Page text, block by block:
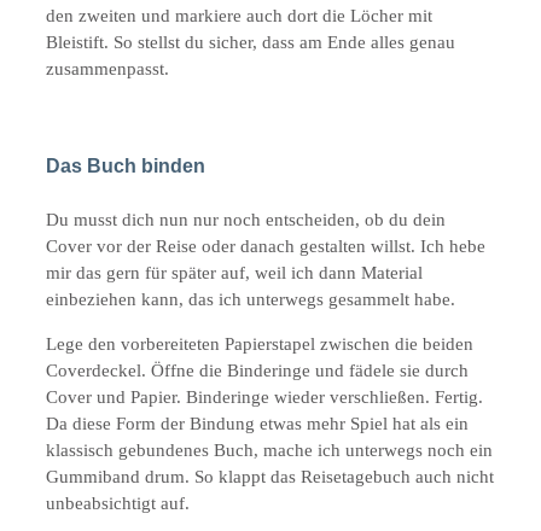
den zweiten und markiere auch dort die Löcher mit
Bleistift. So stellst du sicher, dass am Ende alles genau
zusammenpasst.
Das Buch binden
Du musst dich nun nur noch entscheiden, ob du dein
Cover vor der Reise oder danach gestalten willst. Ich hebe
mir das gern für später auf, weil ich dann Material
einbeziehen kann, das ich unterwegs gesammelt habe.
Lege den vorbereiteten Papierstapel zwischen die beiden
Coverdeckel. Öffne die Binderinge und fädele sie durch
Cover und Papier. Binderinge wieder verschließen. Fertig.
Da diese Form der Bindung etwas mehr Spiel hat als ein
klassisch gebundenes Buch, mache ich unterwegs noch ein
Gummiband drum. So klappt das Reisetagebuch auch nicht
unbeabsichtigt auf.